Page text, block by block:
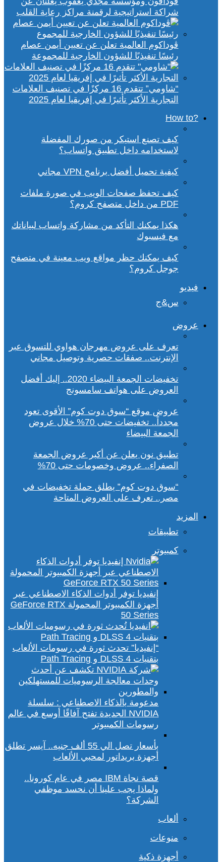
شراكة استراتيجية لرقمنة مراكز رعاية القلب
ڤوداكوم العالمية تعلن عن تعيين أيمن عصام
رئيسًا تنفيذيًا للشؤون الخارجية للمجموعة
“شاومي” تتقدم 16 مركزًا في تصنيف العلامات
التجارية الأكثر تأثيرًا في إفريقيا لعام 2025
?How to
كيف تصنع استيكر من صورك المفضلة
لاستخدامه داخل تطبيق واتساب؟
كيفية تحميل أفضل برنامج VPN مجاني
كيف تحفظ صفحات الويب في صورة ملفات
PDF من داخل متصفح كروم؟
هكذا يمكنك التأكد من مشاركة واتساب لبياناتك
مع فيسبوك
كيف يمكنك حظر مواقع ويب معينة في متصفح
جوجل كروم؟
فيديو
س&ج
عروض
تعرف على عروض مهرجان هواوي للتسوق عبر
الإنترنت.. صفقات حصرية وتوصيل مجاني
تخفيضات الجمعة البيضاء 2020.. إليك أفضل
العروض على هواتف سامسونج
عروض موقع “سوق دوت كوم” الأقوى تعود
مجدداً.. تخفيضات حتى 70% خلال عروض
الجمعة البيضاء
تطبيق نون يعلن عن أكبر عروض الجمعة
الصفراء.. عروض وخصومات حتى 70%
“سوق دوت كوم” يطلق حملة تخفيضات في
مصر.. تعرف على العروض المتاحة
المزيد
تطبيقات
كمبيوتر
إنفيديا توفر أدوات الذكاء الاصطناعي عبر
أجهزة الكمبيوتر المحمولة GeForce RTX
50 Series
“إنفيديا” تحدث ثورة في رسومات الألعاب
بتقنيات DLSS 4 و Path Tracing
مدعومة بالذكاء الاصطناعي : سلسلة
NVIDIA الجديدة تفتح آفاقًا أوسع في عالم
رسومات الكمبيوتر
بأسعار تصل الي 55 ألف جنيه.. آيسر تطلق
أجهزة بريداتور لمحبي الألعاب
قصة نجاة IBM مصر في عام كورونا..
ولماذا يجب علينا أن نحسد موظفي
الشركة؟
ألعاب
منوعات
أجهزة ذكية